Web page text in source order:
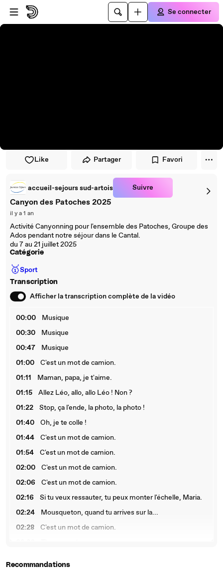
Passer au player
Passer au contenu principal
Se connecter
Like Partager Favori
accueil-sejours sud-artois Suivre
Canyon des Patoches 2025
il y a 1 an
Activité Canyonning pour l'ensemble des Patoches, Groupe des
Ados pendant notre séjour dans le Cantal.
du 7 au 21 juillet 2025
Catégorie
🥇Sport
Transcription
Afficher la transcription complète de la vidéo
00:00
Musique
00:30
Musique
00:47
Musique
01:00
C'est un mot de camion.
01:11
Maman, papa, je t'aime.
01:15
Allez Léo, allo, allo Léo ! Non ?
01:22
Stop, ça l'ende, la photo, la photo !
01:40
Oh, je te colle !
01:44
C'est un mot de camion.
01:54
C'est un mot de camion.
02:00
C'est un mot de camion.
02:06
C'est un mot de camion.
02:16
Si tu veux ressauter, tu peux monter l'échelle, Maria.
02:24
Mousqueton, quand tu arrives sur la...
02:28
C'est un mot de camion.
Recommandations